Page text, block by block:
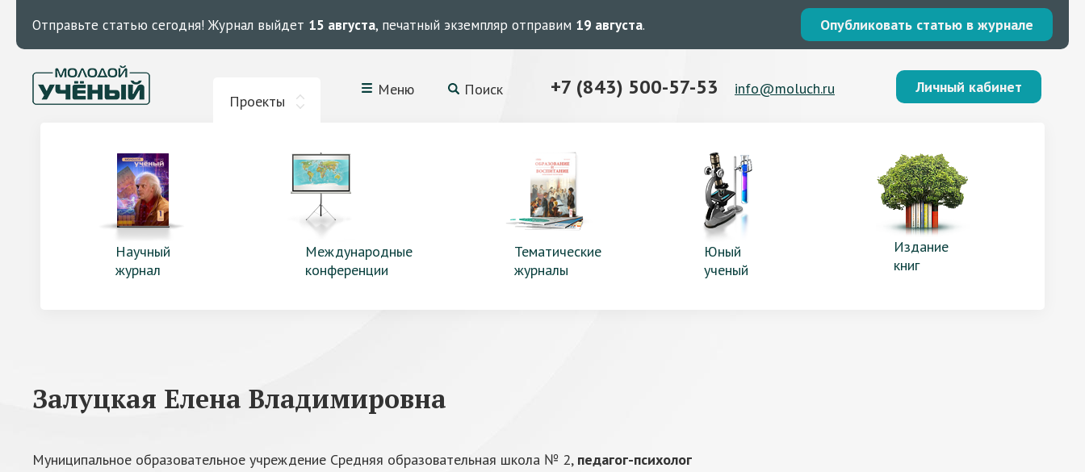
Отправьте статью сегодня! Журнал выйдет 15 августа, печатный экземпляр отправим 19 августа. Опубликовать статью в журнале
Проекты
Меню Поиск +7 (843) 500-57-53 info@moluch.ru Личный кабинет
Научный
журнал
Международные
конференции
Тематические
журналы
Юный
ученый
Издание
книг
Залуцкая Елена Владимировна
Муниципальное образовательное учреждение Средняя образовательная школа № 2, педагог-психолог